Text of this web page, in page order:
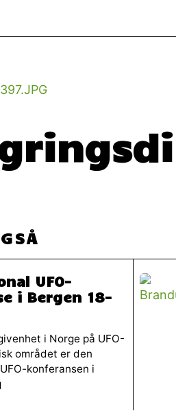
UFO-
i Bergen 18-
i Norge på UFO-
området er den
konferansen i